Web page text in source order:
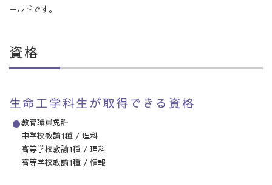
ールドです。
資格
生命工学科生が取得できる資格
教育職員免許
中学校教諭1種 / 理科
高等学校教諭1種 / 理科
高等学校教諭1種 / 情報